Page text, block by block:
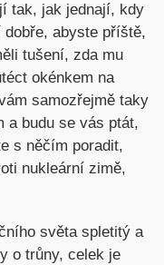
tak, jak jednají, kdy
abyste příště,
tušení, zda mu
okénkem na
samozřejmě taky
a budu se vás ptát,
s něčím poradit,
nukleární zimě,
světa spletitý a
o trůny, celek je